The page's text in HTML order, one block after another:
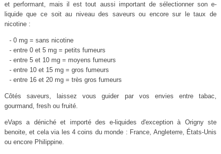
et performant, mais il est tout aussi important de sélectionner son e-
liquide que ce soit au niveau des saveurs ou encore sur le taux de
nicotine :
- 0 mg = sans nicotine
- entre 0 et 5 mg = petits fumeurs
- entre 5 et 10 mg = moyens fumeurs
- entre 10 et 15 mg = gros fumeurs
- entre 16 et 20 mg = très gros fumeurs
Côtés saveurs, laissez vous guider par vos envies entre tabac,
gourmand, fresh ou fruité.
eVaps a déniché et importé des e-liquides d'exception à Origny ste
benoite, et cela via les 4 coins du monde : France, Angleterre, États-Unis
ou encore Philippine.